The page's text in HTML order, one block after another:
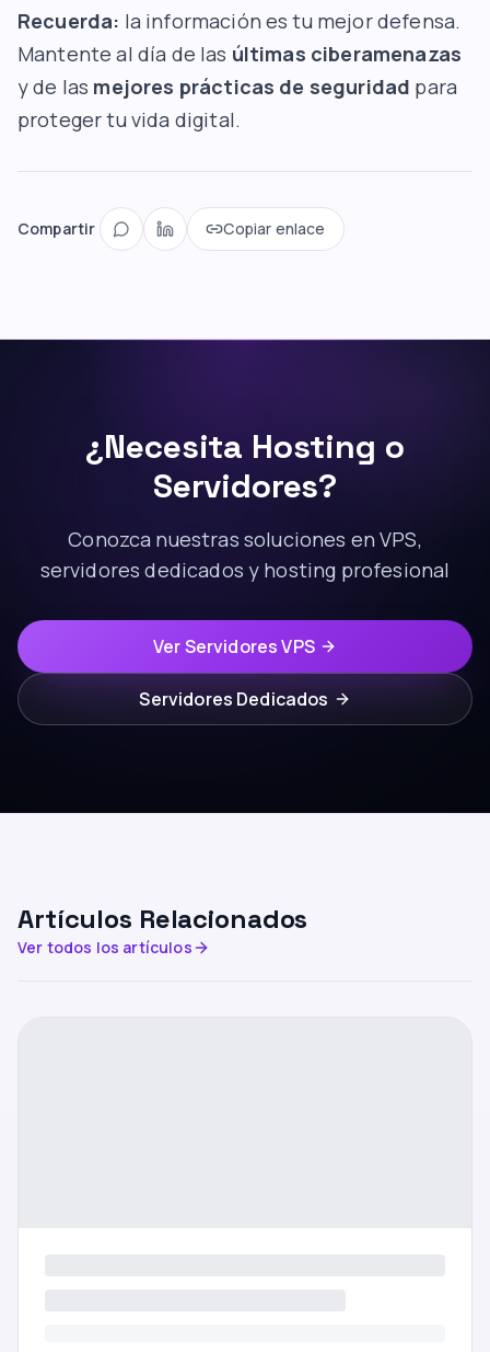
Recuerda: la información es tu mejor defensa.
Mantente al día de las últimas ciberamenazas
y de las mejores prácticas de seguridad para
proteger tu vida digital.
Compartir Copiar enlace
¿Necesita Hosting o
Servidores?
Conozca nuestras soluciones en VPS,
servidores dedicados y hosting profesional
Ver Servidores VPS
Servidores Dedicados
Artículos Relacionados
Ver todos los artículos